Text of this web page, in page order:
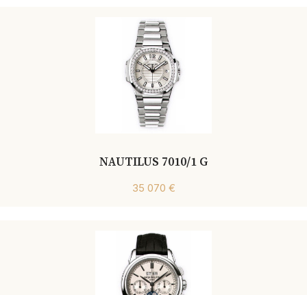
NAUTILUS 7010/1 G
35 070 €